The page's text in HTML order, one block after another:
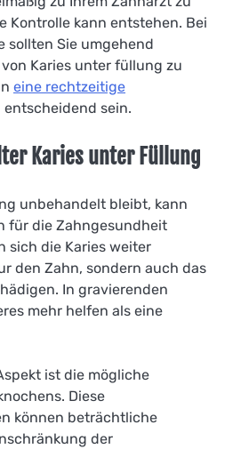
Kontrolle kann entstehen. Bei
sollten Sie umgehend
Karies unter füllung zu
eine rechtzeitige
entscheidend sein.
Karies unter Füllung
unbehandelt bleibt, kann
für die Zahngesundheit
sich die Karies weiter
den Zahn, sondern auch das
In gravierenden
mehr helfen als eine
ist die mögliche
Diese
können beträchtliche
der